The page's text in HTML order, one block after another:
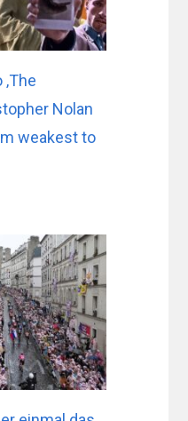
Nolan
weakest to